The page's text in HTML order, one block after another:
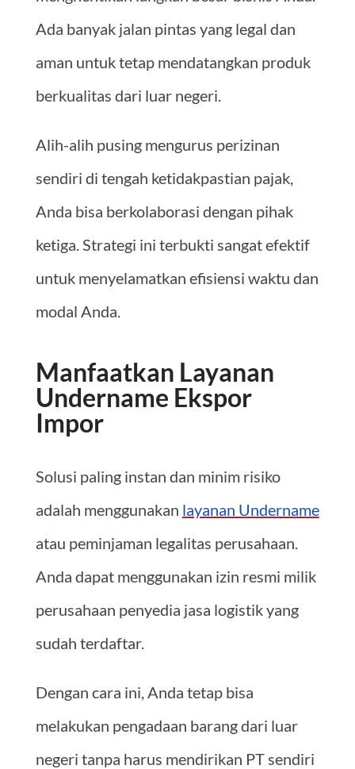
Ada banyak jalan pintas yang legal dan
aman untuk tetap mendatangkan produk
berkualitas dari luar negeri.
Alih-alih pusing mengurus perizinan
sendiri di tengah ketidakpastian pajak,
Anda bisa berkolaborasi dengan pihak
ketiga. Strategi ini terbukti sangat efektif
untuk menyelamatkan efisiensi waktu dan
modal Anda.
Manfaatkan Layanan
Undername Ekspor
Impor
Solusi paling instan dan minim risiko
adalah menggunakan layanan Undername
atau peminjaman legalitas perusahaan.
Anda dapat menggunakan izin resmi milik
perusahaan penyedia jasa logistik yang
sudah terdaftar.
Dengan cara ini, Anda tetap bisa
melakukan pengadaan barang dari luar
negeri tanpa harus mendirikan PT sendiri